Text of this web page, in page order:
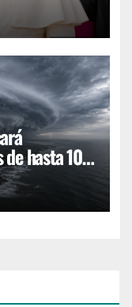
hasta 100